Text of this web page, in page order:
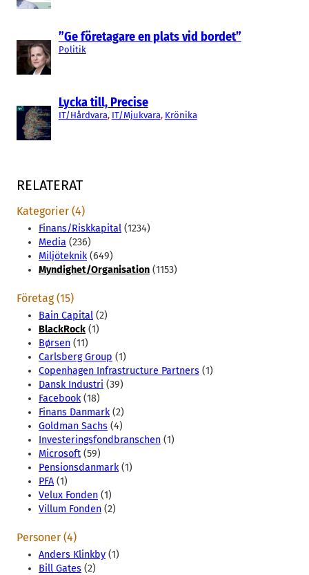
”Ge företagare en plats vid bordet”
Politik
Lycka till, Precise
IT/Hårdvara, IT/Mjukvara, Krönika
RELATERAT
Kategorier (4)
Finans/Riskkapital (1234)
Media (236)
Miljöteknik(649)
Myndighet/Organisation (1153)
Företag (15)
Bain Capital (2)
BlackRock (1)
Børsen (11)
Carlsberg Group (1)
Copenhagen Infrastructure Partners (1)
Dansk Industri (39)
Facebook(18)
Finans Danmark(2)
Goldman Sachs (4)
Investeringsfondbranschen (1)
Microsoft (59)
Pensionsdanmark(1)
PFA (1)
Velux Fonden (1)
Villum Fonden (2)
Personer (4)
Anders Klinkby (1)
Bill Gates (2)